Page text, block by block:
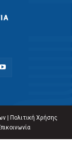
|
Πολιτική Χρήσης